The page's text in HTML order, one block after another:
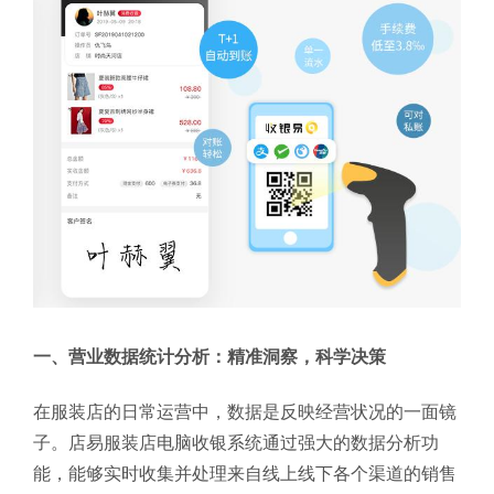
一、营业数据统计分析：精准洞察，科学决策
在服装店的日常运营中，数据是反映经营状况的一面镜
子。店易服装店电脑收银系统通过强大的数据分析功
能，能够实时收集并处理来自线上线下各个渠道的销售